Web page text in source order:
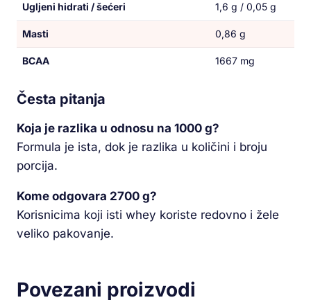
Ugljeni hidrati / šećeri 1,6 g / 0,05 g
Masti 0,86 g
BCAA 1667 mg
Česta pitanja
Koja je razlika u odnosu na 1000 g?
Formula je ista, dok je razlika u količini i broju
porcija.
Kome odgovara 2700 g?
Korisnicima koji isti whey koriste redovno i žele
veliko pakovanje.
Povezani proizvodi